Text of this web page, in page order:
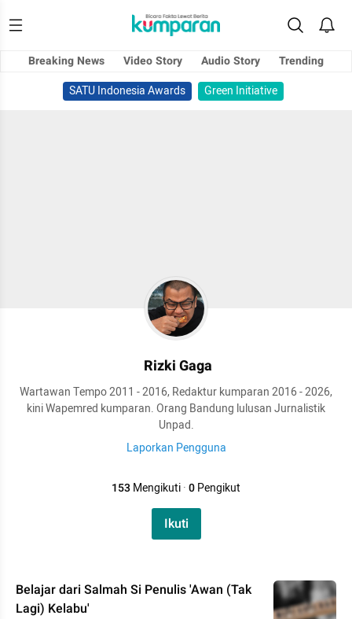
Breaking News Video Story Audio Story
Trending
SATU Indonesia Awards
Green Initiative
Rizki Gaga
Wartawan Tempo 2011 - 2016, Redaktur kumparan 2016 - 2026,
kini Wapemred kumparan. Orang Bandung lulusan Jurnalistik
Unpad.
Laporkan Pengguna
153Mengikuti·0Pengikut
Ikuti
Belajar dari Salmah Si Penulis 'Awan (Tak
Lagi) Kelabu'